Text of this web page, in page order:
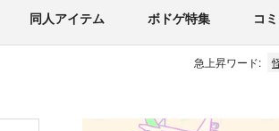
同人アイテム ボドゲ特集 コ
急上昇ワード: